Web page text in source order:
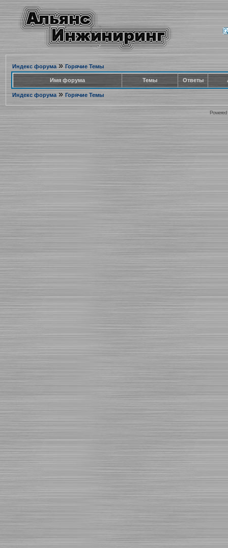
Индекс форума» Горячие Темы
Имя форума Темы Ответы
Индекс форума» Горячие Темы